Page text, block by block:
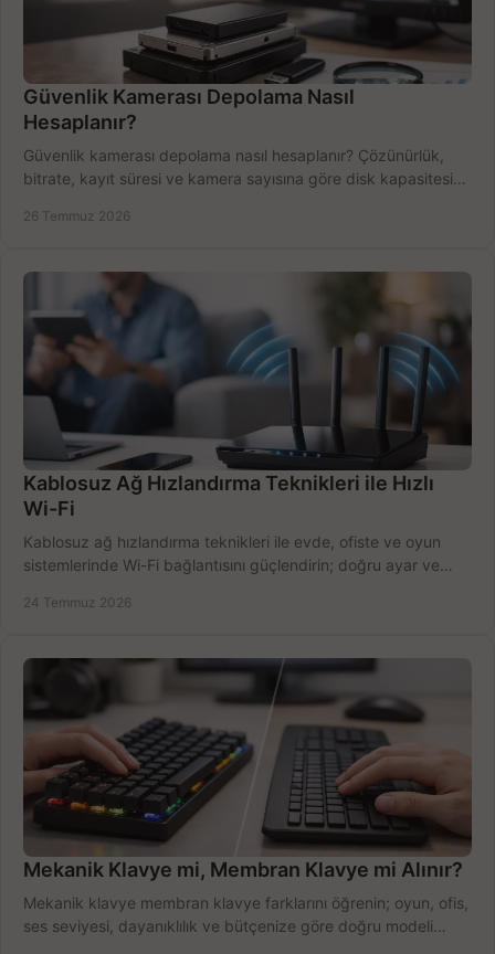
Güvenlik Kamerası Depolama Nasıl
Hesaplanır?
Güvenlik kamerası depolama nasıl hesaplanır? Çözünürlük,
bitrate, kayıt süresi ve kamera sayısına göre disk kapasitesini
26 Temmuz 2026
Kablosuz Ağ Hızlandırma Teknikleri ile Hızlı
Wi-Fi
Kablosuz ağ hızlandırma teknikleri ile evde, ofiste ve oyun
sistemlerinde Wi-Fi bağlantısını güçlendirin; doğru ayar ve
24 Temmuz 2026
Mekanik Klavye mi, Membran Klavye mi Alınır?
Mekanik klavye membran klavye farklarını öğrenin; oyun, ofis,
ses seviyesi, dayanıklılık ve bütçenize göre doğru modeli